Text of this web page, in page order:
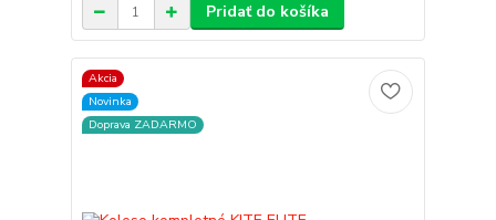
Pridať do košíka
Akcia
Novinka
Doprava ZADARMO